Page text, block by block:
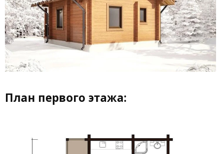
План первого этажа: